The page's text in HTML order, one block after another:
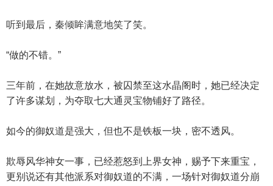
听到最后，秦倾眸满意地笑了笑。
“做的不错。”
三年前，在她故意放水，被囚禁至这水晶阁时，她已经决定
了许多谋划，为夺取七大通灵宝物铺好了路径。
如今的御奴道是强大，但也不是铁板一块，密不透风。
欺辱风华神女一事，已经惹怒到上界女神，赐予下来重宝，
更别说还有其他派系对御奴道的不满，一场针对御奴道分崩